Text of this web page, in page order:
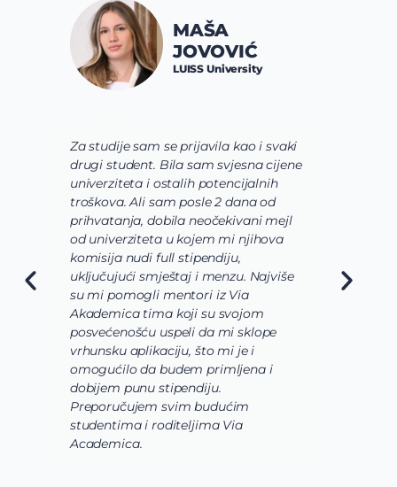
Via tim mi je pre svega pomogao da
shvatim koje polje nauke želim da
usavrsim preko svojih studija i da se
usmerim. Zatim su mi pomogli da
odaberem program koji najviše
odgovara mojim željama i zamislima
o osnovnim studijama koje bi trebalo
da budu veoma raznovrsne, u mom
slučaju da biologija, hemija i
biohemija budu upotpunjene
laboratorijama i radom u
istraživackoj grupi. Takođe, svaki
korak prijave i aplikacije bio je uz
pomoć i podršku celokunog Via
Academica tima.
JOVANA
SPALEVIĆ
Constructor University
Bremen